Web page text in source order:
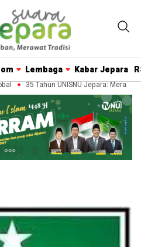
Lembaga Kabar Jepara
35 Tahun UNISNU Jepara: